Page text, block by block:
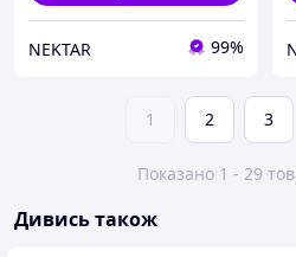
NEKTAR 99%
1 2 3
Показано 1 - 29
Дивись також